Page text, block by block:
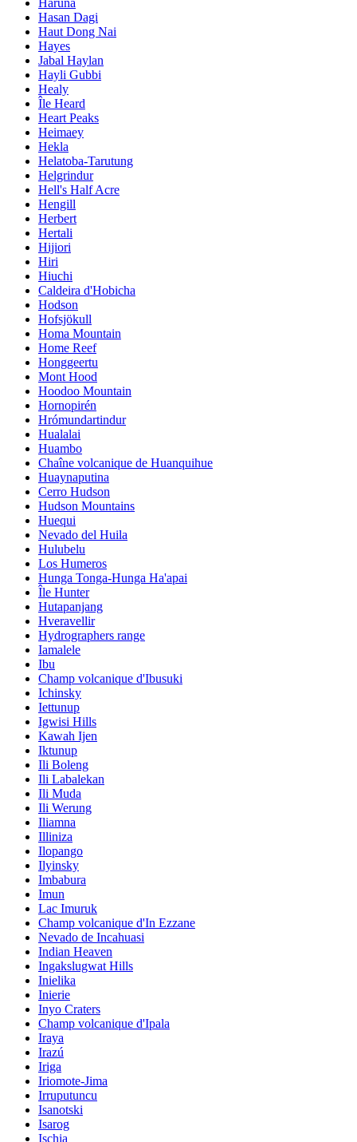
Hasan Dagi
Haut Dong Nai
Hayes
Jabal Haylan
Hayli Gubbi
Healy
Île Heard
Heart Peaks
Heimaey
Hekla
Helatoba-Tarutung
Helgrindur
Hell's Half Acre
Hengill
Herbert
Hertali
Hijiori
Hiri
Hiuchi
Caldeira d'Hobicha
Hodson
Hofsjökull
Homa Mountain
Home Reef
Honggeertu
Mont Hood
Hoodoo Mountain
Hornopirén
Hrómundartindur
Hualalai
Huambo
Chaîne volcanique de Huanquihue
Huaynaputina
Cerro Hudson
Hudson Mountains
Huequi
Nevado del Huila
Hulubelu
Los Humeros
Hunga Tonga-Hunga Ha'apai
Île Hunter
Hutapanjang
Hveravellir
Hydrographers range
Iamalele
Ibu
Champ volcanique d'Ibusuki
Ichinsky
Iettunup
Igwisi Hills
Kawah Ijen
Iktunup
Ili Boleng
Ili Labalekan
Ili Muda
Ili Werung
Iliamna
Illiniza
Ilopango
Ilyinsky
Imbabura
Imun
Lac Imuruk
Champ volcanique d'In Ezzane
Nevado de Incahuasi
Indian Heaven
Ingakslugwat Hills
Inielika
Inierie
Inyo Craters
Champ volcanique d'Ipala
Iraya
Irazú
Iriga
Iriomote-Jima
Irruputuncu
Isanotski
Isarog
Ischia